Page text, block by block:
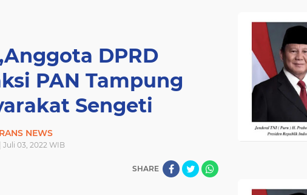
DPRD
PAN Tampung
Sengeti
NEWS
Juli 03, 2022 WIB
SHARE